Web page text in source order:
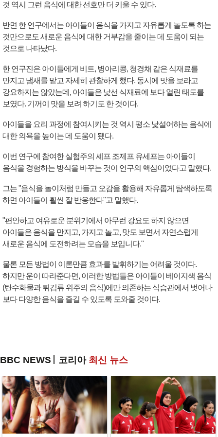
것 역시 그런 음식에 대한 선호만 더 키울 수 있다.
반면 한 연구에서는 아이들이 음식을 가지고 자유롭게 놀도록 하는
것만으로도 새로운 음식에 대한 거부감을 줄이는 데 도움이 되는
것으로 나타났다.
한 연구진은 아이들에게 비트, 병아리콩, 청경채 같은 식재료를
만지고 냄새를 맡고 자세히 관찰하게 했다. 동시에 맛을 보라고
강요하지는 않았는데, 아이들은 낯선 식재료에 보다 열린 태도를
보였다. 기꺼이 맛을 보려 하기도 한 것이다.
아이들을 요리 과정에 참여시키는 것 역시 평소 낯설어하는 음식에
대한 의욕을 높이는 데 도움이 됐다.
이번 연구에 참여한 실험주의 셰프 조제프 유세프는 아이들이
음식을 경험하는 방식을 바꾸는 것이 연구의 핵심이었다고 말했다.
그는 "음식을 놀이처럼 만들고 오감을 활용해 자유롭게 탐색하도록
하면 아이들이 훨씬 잘 반응한다"고 말했다.
"편안하고 여유로운 분위기에서 아무런 강요도 하지 않으면
아이들은 음식을 만지고, 가지고 놀고, 맛도 보면서 자연스럽게
새로운 음식에 도전하려는 모습을 보입니다."
물론 모든 방법이 이론만큼 효과를 발휘하기는 어려울 것이다.
하지만 운이 따라준다면, 이러한 방법들은 아이들이 베이지색 음식
(탄수화물과 튀김류 위주의 음식)에만 의존하는 식습관에서 벗어나
보다 다양한 음식을 즐길 수 있도록 도와줄 것이다.
BBC NEWS 코리아 최신 뉴스